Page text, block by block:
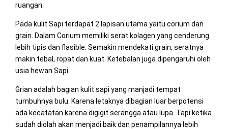
ruangan.
Pada kulit Sapi terdapat 2 lapisan utama yaitu corium dan
grain. Dalam Corium memiliki serat kolagen yang cenderung
lebih tipis dan flasible. Semakin mendekati grain, seratnya
makin tebal, ropat dan kuat. Ketebalan juga dipengaruhi oleh
usia hewan Sapi.
Grian adalah bagian kulit sapi yang manjadi tempat
tumbuhnya bulu. Karena letaknya dibagian luar berpotensi
ada kecatatan karena digigit serangga atau lupa. Tapi ketika
sudah diolah akan menjadi baik dan penampilannya lebih